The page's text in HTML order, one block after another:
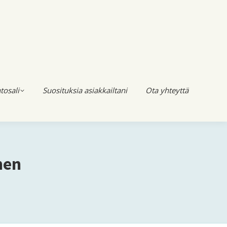
Suosituksia asiakkailtani Ota yhteyttä